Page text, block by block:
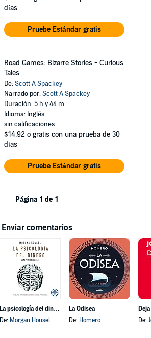
días
Pruebe Estándar gratis
Road Games: Bizarre Stories - Curious
Tales
De:Scott A Spackey
Narrado por:Scott A Spackey
Duración: 5 h y 44 m
Idioma: Inglés
sin calificaciones
$14.92 o gratis con una prueba de 30
días
Pruebe Estándar gratis
Página 1 de 1
Enviar comentarios
La psicología del dinero
De: Morgan Housel, y otros
La Odisea
De: Homero
De: